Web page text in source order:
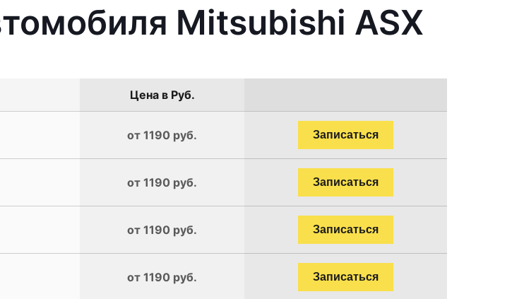
Mitsubishi ASX
Цена в Руб.
от 1190 руб. Записаться
от 1190 руб. Записаться
от 1190 руб. Записаться
от 1190 руб. Записаться